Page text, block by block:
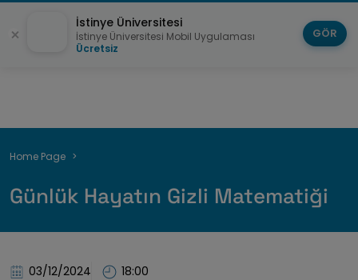
Breadcrumb
Home Page
Günlük Hayatın Gizli Matematiği
03/12/2024
18:00
İstinye Üniversitesi
İstinye Üniversitesi Mobil Uygulaması
Ücretsiz
GÖR